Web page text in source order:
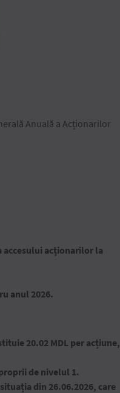
Anuală a Acționarilor
accesului acționarilor la
anul 2026.
20.02 MDL per acțiune,
de nivelul 1.
din 26.06.2026, care